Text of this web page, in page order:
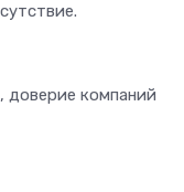
доверие компаний